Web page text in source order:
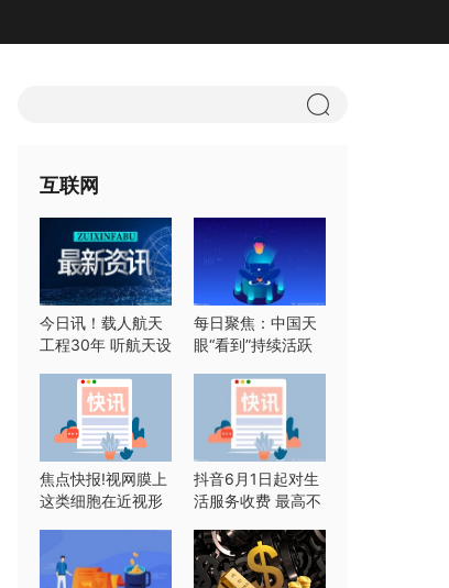
互联网
今日讯！载人航天
工程30年 听航天设
每日聚焦：中国天
眼“看到”持续活跃
焦点快报!视网膜上
这类细胞在近视形
抖音6月1日起对生
活服务收费 最高不